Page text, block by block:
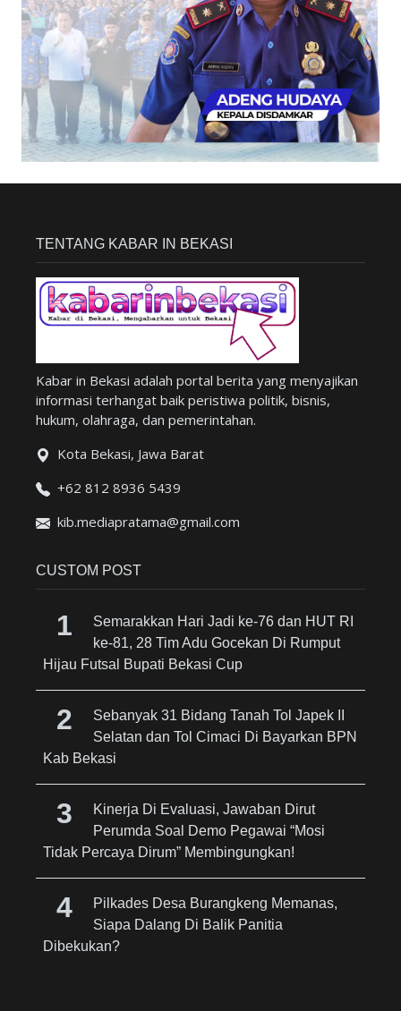
TENTANG KABAR IN BEKASI
Kabar in Bekasi adalah portal berita yang menyajikan
informasi terhangat baik peristiwa politik, bisnis,
hukum, olahraga, dan pemerintahan.
Kota Bekasi, Jawa Barat
+62 812 8936 5439
kib.mediapratama@gmail.com
CUSTOM POST
Semarakkan Hari Jadi ke-76 dan HUT RI
ke-81, 28 Tim Adu Gocekan Di Rumput
Hijau Futsal Bupati Bekasi Cup
Sebanyak 31 Bidang Tanah Tol Japek II
Selatan dan Tol Cimaci Di Bayarkan BPN
Kab Bekasi
Kinerja Di Evaluasi, Jawaban Dirut
Perumda Soal Demo Pegawai “Mosi
Tidak Percaya Dirum” Membingungkan!
Pilkades Desa Burangkeng Memanas,
Siapa Dalang Di Balik Panitia
Dibekukan?